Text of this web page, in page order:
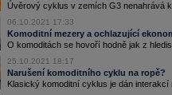
Úvěrový cyklus v zemích G3 nenahrává
06.10.2021 17:33
Komoditní mezery a ochlazující
O komoditách se hovoří hodně jak z
25.10.2021 18:17
Narušení komoditního cyklu na ropě?
Klasický komoditní cyklus je dán interakcí